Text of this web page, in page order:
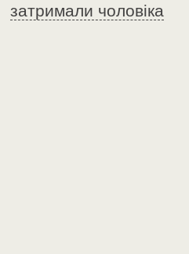
затримали чоловіка